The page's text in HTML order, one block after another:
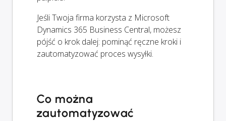
Jeśli Twoja firma korzysta z Microsoft
Dynamics 365 Business Central, możesz
pójść o krok dalej: pominąć ręczne kroki i
zautomatyzować proces wysyłki.
Co można
zautomatyzować